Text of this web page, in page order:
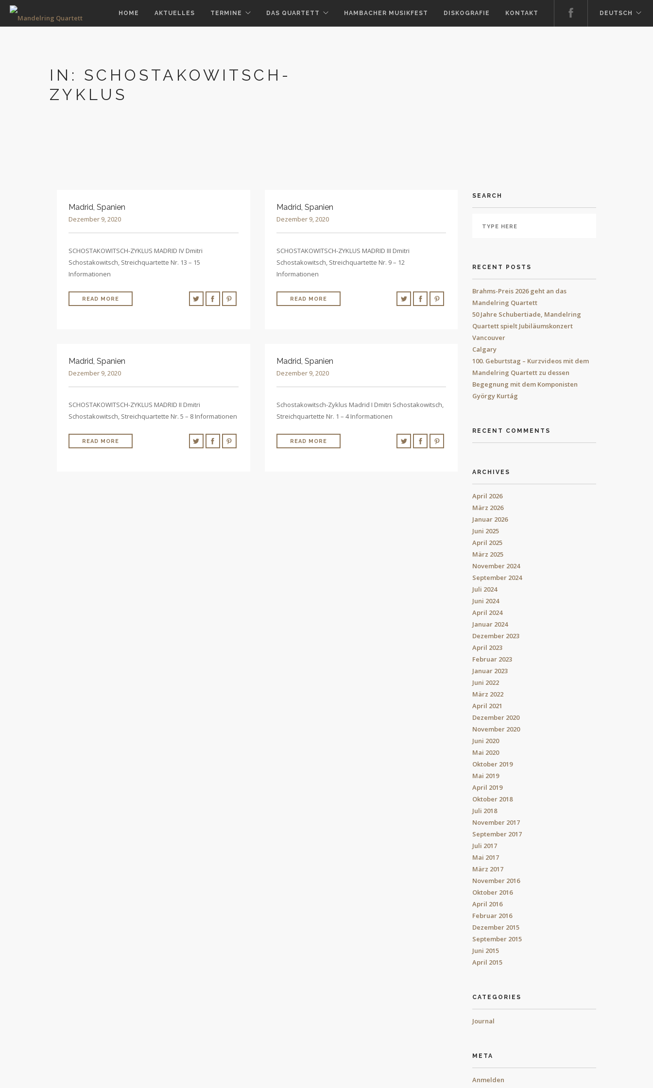
HOME AKTUELLES TERMINE DAS QUARTETT HAMBACHER MUSIKFEST DISKOGRAFIE KONTAKT DEUTSCH
IN: SCHOSTAKOWITSCH-
ZYKLUS
Madrid, Spanien
Dezember 9, 2020
SCHOSTAKOWITSCH-ZYKLUS MADRID IV Dmitri
Schostakowitsch, Streichquartette Nr. 13 – 15
Informationen
READ MORE
Madrid, Spanien
Dezember 9, 2020
SCHOSTAKOWITSCH-ZYKLUS MADRID III Dmitri
Schostakowitsch, Streichquartette Nr. 9 – 12
Informationen
READ MORE
Madrid, Spanien
Dezember 9, 2020
SCHOSTAKOWITSCH-ZYKLUS MADRID II Dmitri
Schostakowitsch, Streichquartette Nr. 5 – 8 Informationen
READ MORE
Madrid, Spanien
Dezember 9, 2020
Schostakowitsch-Zyklus Madrid I Dmitri Schostakowitsch,
Streichquartette Nr. 1 – 4 Informationen
READ MORE
SEARCH
RECENT POSTS
Brahms-Preis 2026 geht an das
Mandelring Quartett
50 Jahre Schubertiade, Mandelring
Quartett spielt Jubiläumskonzert
Vancouver
Calgary
100. Geburtstag – Kurzvideos mit dem
Mandelring Quartett zu dessen
Begegnung mit dem Komponisten
György Kurtág
RECENT COMMENTS
ARCHIVES
April 2026
März 2026
Januar 2026
Juni 2025
April 2025
März 2025
November 2024
September 2024
Juli 2024
Juni 2024
April 2024
Januar 2024
Dezember 2023
April 2023
Februar 2023
Januar 2023
Juni 2022
März 2022
April 2021
Dezember 2020
November 2020
Juni 2020
Mai 2020
Oktober 2019
Mai 2019
April 2019
Oktober 2018
Juli 2018
November 2017
September 2017
Juli 2017
Mai 2017
März 2017
November 2016
Oktober 2016
April 2016
Februar 2016
Dezember 2015
September 2015
Juni 2015
April 2015
CATEGORIES
Journal
META
Anmelden